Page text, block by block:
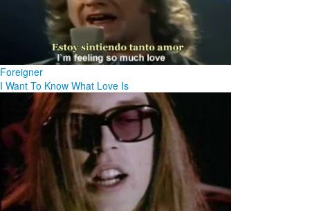
Foreigner
I Want To Know What Love Is